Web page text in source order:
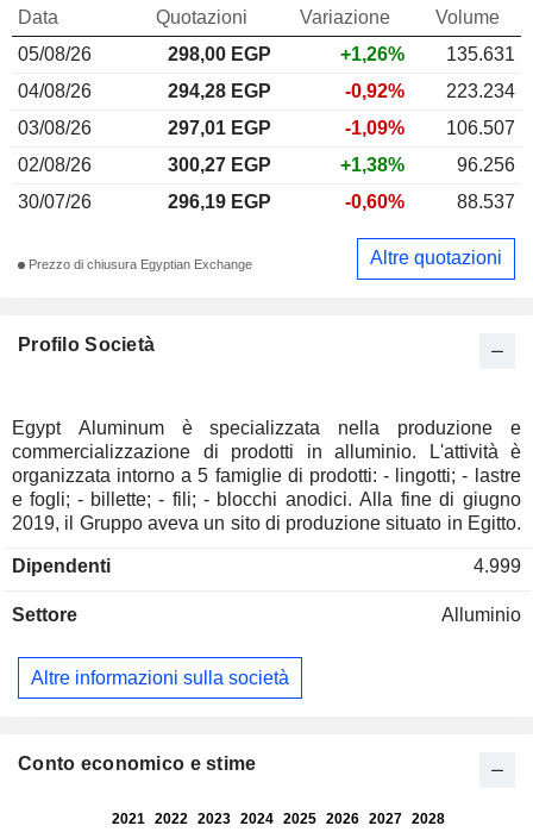
Profilo Società
Egypt Aluminum è specializzata nella produzione e
commercializzazione di prodotti in alluminio. L'attività è
organizzata intorno a 5 famiglie di prodotti: - lingotti; - lastre
e fogli; - billette; - fili; - blocchi anodici. Alla fine di giugno
2019, il Gruppo aveva un sito di produzione situato in Egitto.
Dipendenti 4.999
Settore Alluminio
Altre informazioni sulla società
Data Quotazioni Variazione
Volume
05/08/26
298,00 EGP +1,26%
135.631
04/08/26
294,28 EGP -0,92%
223.234
03/08/26
297,01 EGP -1,09%
106.507
02/08/26
300,27 EGP +1,38%
96.256
30/07/26
296,19 EGP -0,60% 88.537
Prezzo di chiusura Egyptian Exchange Altre quotazioni
Conto economico e stime